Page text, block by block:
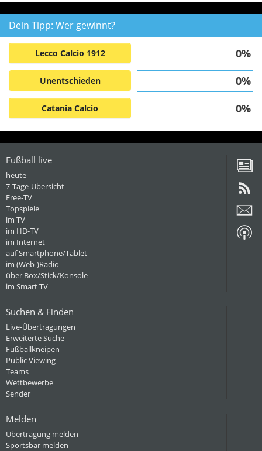
Dein Tipp: Wer gewinnt?
Lecco Calcio 1912 0%
Unentschieden 0%
Catania Calcio 0%
Fußball live
heute
7-Tage-Übersicht
Free-TV
Topspiele
im TV
im HD-TV
im Internet
auf Smartphone/Tablet
im (Web-)Radio
über Box/Stick/Konsole
im Smart TV
Suchen & Finden
Live-Übertragungen
Erweiterte Suche
Fußballkneipen
Public Viewing
Teams
Wettbewerbe
Sender
Melden
Übertragung melden
Sportsbar melden